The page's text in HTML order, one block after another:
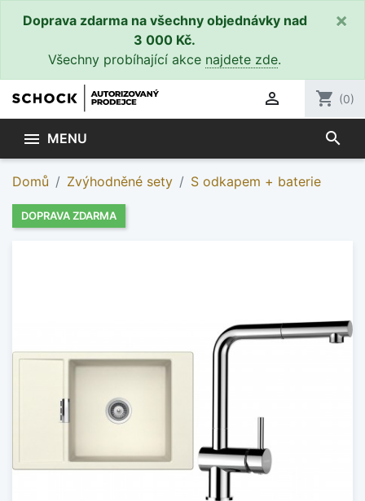
Doprava zdarma na všechny objednávky nad
3 000 Kč.
Všechny probíhající akce najdete zde.
×
 shopping_cart (0)
 MENU search
Domů Zvýhodněné sety S odkapem + baterie
DOPRAVA ZDARMA